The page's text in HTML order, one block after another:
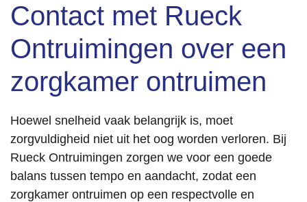
Contact met Rueck
Ontruimingen over een
zorgkamer ontruimen
Hoewel snelheid vaak belangrijk is, moet
zorgvuldigheid niet uit het oog worden verloren. Bij
Rueck Ontruimingen zorgen we voor een goede
balans tussen tempo en aandacht, zodat een
zorgkamer ontruimen op een respectvolle en